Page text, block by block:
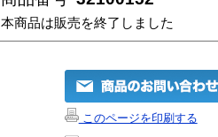
本商品は販売を終了しました
このページを印刷する